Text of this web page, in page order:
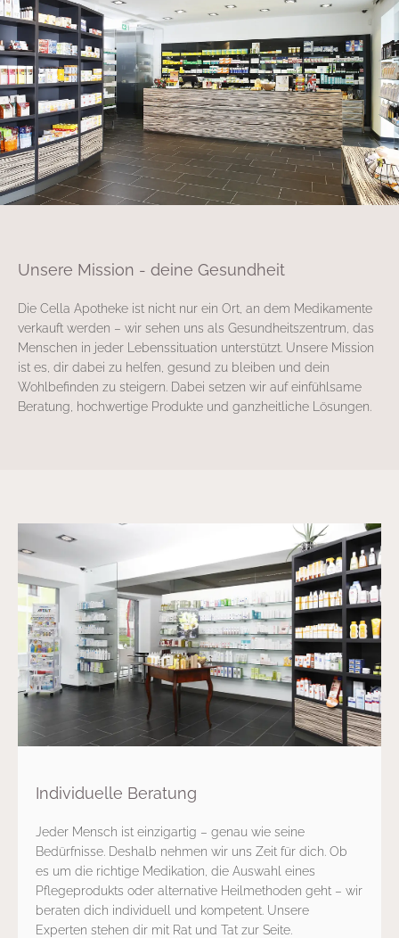
Unsere Mission - deine Gesundheit
Die Cella Apotheke ist nicht nur ein Ort, an dem Medikamente
verkauft werden – wir sehen uns als Gesundheitszentrum, das
Menschen in jeder Lebenssituation unterstützt. Unsere Mission
ist es, dir dabei zu helfen, gesund zu bleiben und dein
Wohlbefinden zu steigern. Dabei setzen wir auf einfühlsame
Beratung, hochwertige Produkte und ganzheitliche Lösungen.
Individuelle Beratung
Jeder Mensch ist einzigartig – genau wie seine
Bedürfnisse. Deshalb nehmen wir uns Zeit für dich. Ob
es um die richtige Medikation, die Auswahl eines
Pflegeprodukts oder alternative Heilmethoden geht – wir
beraten dich individuell und kompetent. Unsere
Experten stehen dir mit Rat und Tat zur Seite.